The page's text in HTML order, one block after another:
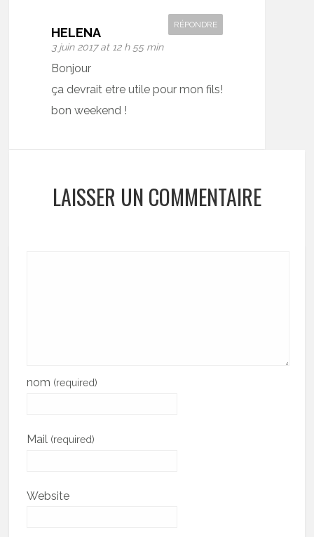
HELENA
3 juin 2017 at 12 h 55 min
RÉPONDRE
Bonjour
ça devrait etre utile pour mon fils!
bon weekend !
LAISSER UN COMMENTAIRE
nom (required)
Mail (required)
Website